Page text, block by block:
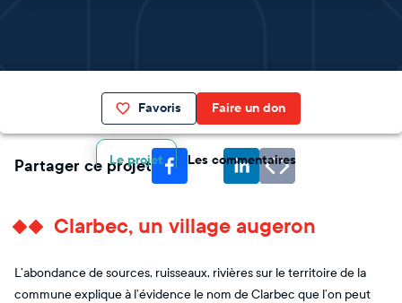
Favoris Faire un don
Le projet Les commentaires
Partager ce projet
Clarbec, un village augeron
L’abondance de sources, ruisseaux, rivières sur le territoire de la
commune explique à l’évidence le nom de Clarbec que l’on peut